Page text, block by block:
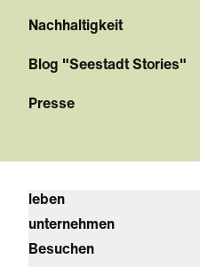
Nachhaltigkeit
Blog "Seestadt Stories"
Presse
leben
unternehmen
Besuchen